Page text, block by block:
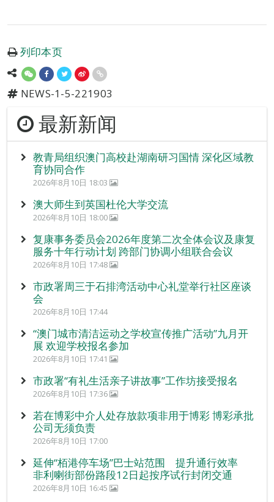
列印本页
NEWS-1-5-221903
最新新闻
教青局组织澳门高校赴湖南研习国情 深化区域教
育协同合作
2026年8月10日 18:03
澳大师生到英国杜伦大学交流
2026年8月10日 18:00
复康事务委员会2026年度第二次全体会议及康复
服务十年行动计划 跨部门协调小组联合会议
2026年8月10日 17:48
市政署周三于石排湾活动中心礼堂举行社区座谈
会
2026年8月10日 17:44
“澳门城市清洁运动之学校宣传推广活动”九月开
展 欢迎学校报名参加
2026年8月10日 17:41
市政署“有礼生活亲子讲故事”工作坊接受报名
2026年8月10日 17:36
若在博彩中介人处存放款项非用于博彩 博彩承批
公司无须负责
2026年8月10日 17:00
延伸“栢港停车场”巴士站范围 提升通行效率
非利喇街部份路段12日起按序试行封闭交通
2026年8月10日 16:45